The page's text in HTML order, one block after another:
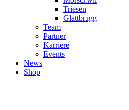
Triesen
Glattbrugg
Team
Partner
Karriere
Events
News
Shop